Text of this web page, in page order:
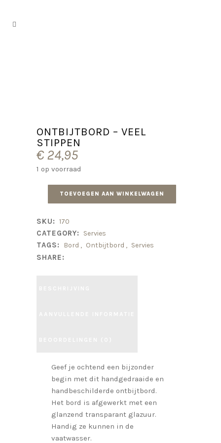
ONTBIJTBORD – VEEL
STIPPEN
€24,95
1 op voorraad
TOEVOEGEN AAN WINKELWAGEN
SKU: 170
CATEGORY: Servies
TAGS: Bord , Ontbijtbord , Servies
SHARE:
Geef je ochtend een bijzonder
begin met dit handgedraaide en
handbeschilderde ontbijtbord.
Het bord is afgewerkt met een
glanzend transparant glazuur.
Handig ze kunnen in de
vaatwasser.